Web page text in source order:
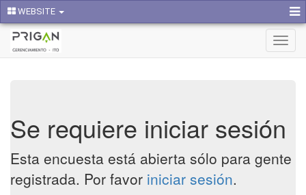
WEBSITE
Se requiere iniciar sesión
Esta encuesta está abierta sólo para gente
registrada. Por favor iniciar sesión.